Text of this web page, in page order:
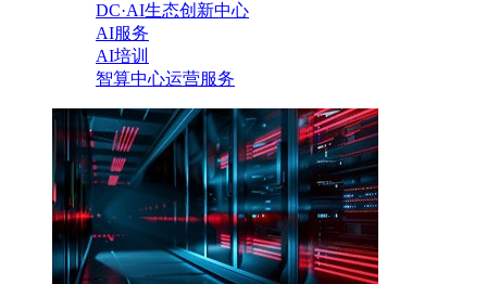
DC·AI生态创新中心
AI服务
AI培训
智算中心运营服务